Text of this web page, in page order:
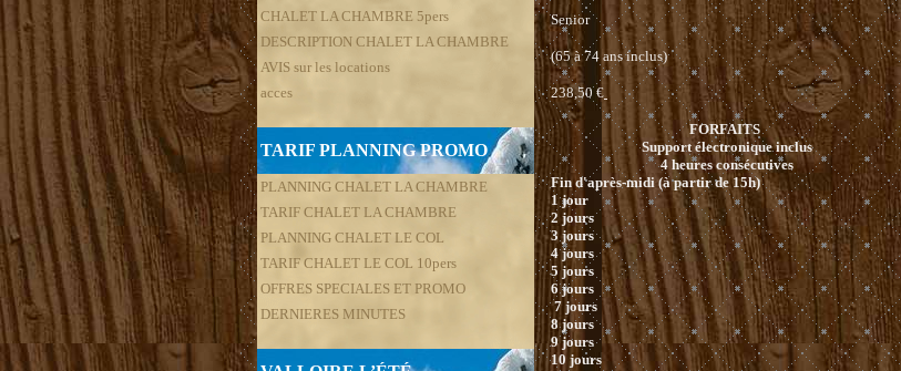
CHALET LA CHAMBRE 5pers
DESCRIPTION CHALET LA CHAMBRE
AVIS sur les locations
acces
TARIF PLANNING PROMO
PLANNING CHALET LA CHAMBRE
TARIF CHALET LA CHAMBRE
PLANNING CHALET LE COL
TARIF CHALET LE COL 10pers
OFFRES SPECIALES ET PROMO
DERNIERES MINUTES
Senior
(65 à 74 ans inclus)
238,50 €
FORFAITS
Support électronique inclus
4 heures consécutives
Fin d'après-midi (à partir de 15h)
1 jour
2 jours
3 jours
4 jours
5 jours
6 jours
7 jours
8 jours
9 jours
10 jours